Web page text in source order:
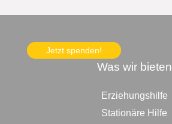
Jetzt spenden!
Was wir bieten
Erziehungshilfe
Stationäre Hilfe